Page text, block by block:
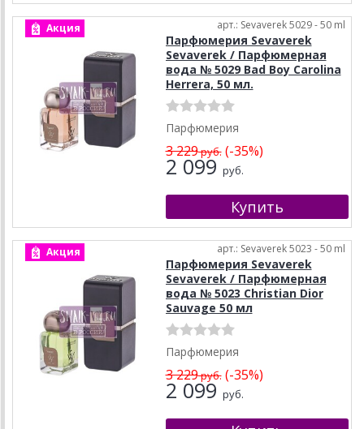
Акция арт.: Sevaverek 5029 - 50 ml
Парфюмерия Sevaverek
Sevaverek / Парфюмерная
вода № 5029 Bad Boy Carolina
Herrera, 50 мл.
Парфюмерия
3 229руб.(-35%)
2 099 руб.
Акция арт.: Sevaverek 5023 - 50 ml
Парфюмерия Sevaverek
Sevaverek / Парфюмерная
вода № 5023 Christian Dior
Sauvage 50 мл
Парфюмерия
3 229руб.(-35%)
2 099 руб.